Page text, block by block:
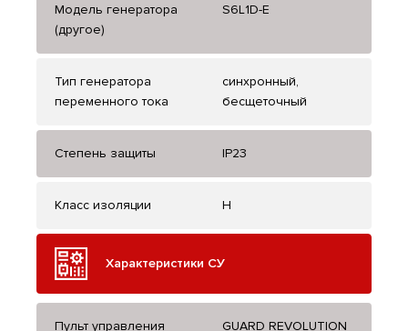
Модель генератора
(другое)
S6L1D-E
Тип генератора
переменного тока
синхронный,
бесщеточный
Степень защиты IP23
Класс изоляции H
Характеристики СУ
Пульт управления
GUARD REVOLUTION